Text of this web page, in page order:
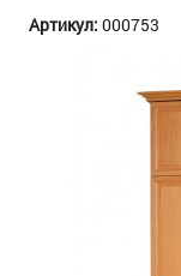
Артикул: 000753